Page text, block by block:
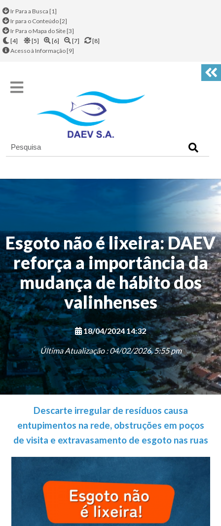
Ir Para a Busca [1]
Ir para o Conteúdo [2]
Ir Para o Mapa do Site [3]
[4]
[5] [6] [7]
[8]
Acesso à Informação [9]
Esgoto não é lixeira: DAEV
reforça a importância da
mudança de hábito dos
valinhenses
18/04/2024 14:32
Última Atualização : 04/02/2026, 5:55 pm
Descarte irregular de resíduos causa
entupimentos na rede, obstruções em poços
de visita e extravasamento de esgoto nas ruas